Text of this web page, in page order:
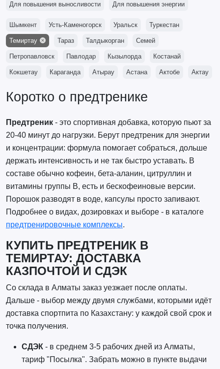
Для повышения выносливости Для повышения энергии
Шымкент Усть-Каменогорск Уральск Туркестан
Темиртау Тараз Талдыкорган Семей
Петропавловск Павлодар Кызылорда Костанай
Кокшетау Караганда Атырау Астана Актобе Актау
Коротко о предтренике
Предтреник- это спортивная добавка, которую пьют за
20-40 минут до нагрузки. Берут предтреник для энергии
и концентрации: формула помогает собраться, дольше
держать интенсивность и не так быстро уставать. В
составе обычно кофеин, бета-аланин, цитруллин и
витамины группы B, есть и бескофеиновые версии.
Порошок разводят в воде, капсулы просто запивают.
Подробнее о видах, дозировках и выборе - в каталоге
предтренировочные комплексы.
КУПИТЬ ПРЕДТРЕНИК В
ТЕМИРТАУ: ДОСТАВКА
КАЗПОЧТОЙ И СДЭК
Со склада в Алматы заказ уезжает после оплаты.
Дальше - выбор между двумя службами, которыми идёт
доставка спортпита по Казахстану: у каждой свой срок и
точка получения.
СДЭК- в среднем 3-5 рабочих дней из Алматы,
тариф "Посылка". Забрать можно в пункте выдачи